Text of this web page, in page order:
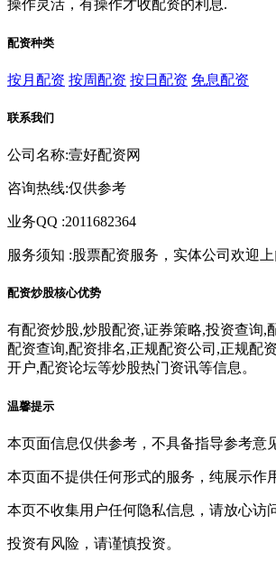
操作灵活，有操作才收配资的利息.
配资种类
按月配资 按周配资 按日配资 免息配资
联系我们
公司名称:壹好配资网
咨询热线:仅供参考
业务QQ :2011682364
服务须知 :股票配资服务，实体公司欢迎上
配资炒股核心优势
有配资炒股,炒股配资,证券策略,投资查询,
配资查询,配资排名,正规配资公司,正规配
开户,配资论坛等炒股热门资讯等信息。
温馨提示
本页面信息仅供参考，不具备指导参考意
本页面不提供任何形式的服务，纯展示作
本页不收集用户任何隐私信息，请放心访
投资有风险，请谨慎投资。